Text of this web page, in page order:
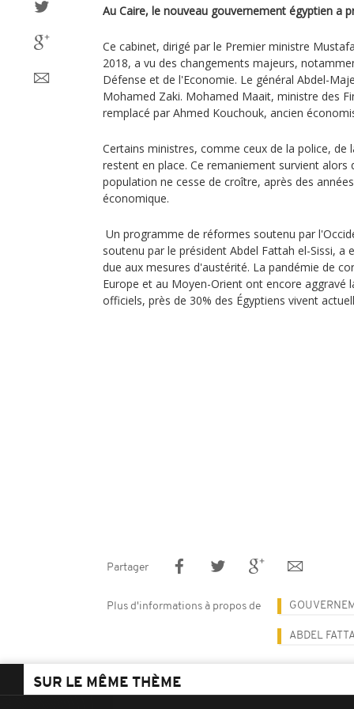
Au Caire, le nouveau gouvernement égyptien a
Ce cabinet, dirigé par le Premier ministre
2018, a vu des changements majeurs,
Défense et de l'Economie. Le général Abdel-
Mohamed Zaki. Mohamed Maait, ministre des
remplacé par Ahmed Kouchouk, ancien
Certains ministres, comme ceux de la police, de
restent en place. Ce remaniement survient
population ne cesse de croître, après des
économique.
Un programme de réformes soutenu par
soutenu par le président Abdel Fattah el-Sissi, a
due aux mesures d'austérité. La pandémie de
Europe et au Moyen-Orient ont encore aggravé
officiels, près de 30% des Égyptiens vivent
Partager
Plus d'informations à propos de
ABDEL
SUR LE MÊME THÈME